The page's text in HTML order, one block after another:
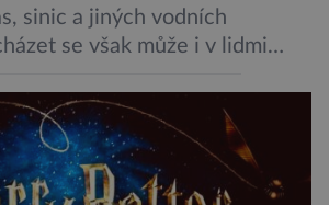
sinic a jiných vodních
se však může i v lidmi
otravy patří paralýza
dojít však může až k udušení.
jedu neexistovala
zřejmě vědci objevili, ovšem